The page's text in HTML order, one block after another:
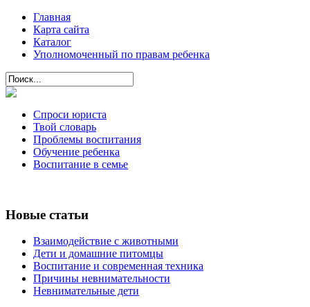
Главная
Карта сайта
Каталог
Уполномоченный по правам ребенка
Спроси юриста
Твой словарь
Проблемы воспитания
Обучение ребенка
Воспитание в семье
Новые статьи
Взаимодействие с животными
Дети и домашние питомцы
Воспитание и современная техника
Причины невнимательности
Невнимательные дети